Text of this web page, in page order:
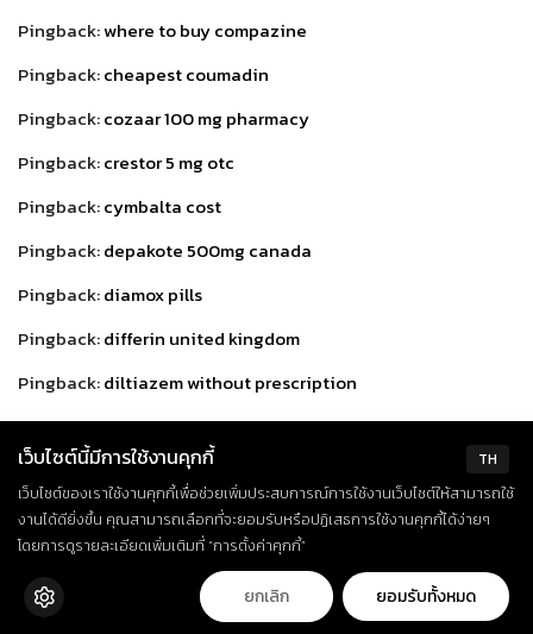
Pingback:where to buy compazine
Pingback:cheapest coumadin
Pingback:cozaar 100 mg pharmacy
Pingback:crestor 5 mg otc
Pingback:cymbalta cost
Pingback:depakote 500mg canada
Pingback:diamox pills
Pingback:differin united kingdom
Pingback:diltiazem without prescription
Pingback:doxycycline 100 mg over the counter
Pingback:cheapest dramamine 50 mg
Pingback: elavil 50 mg no prescription
Pingback:erythromycin united kingdom
Pingback:
etodolac without a doctor prescription
TH
เว็บไซต์นี้มีการใช้งานคุกกี้
เว็บไซต์ของเราใช้งานคุกกี้เพื่อช่วยเพิ่มประสบการณ์การใช้งานเว็บไซต์ให้สามารถใช้
งานได้ดียิ่งขึ้น คุณสามารถเลือกที่จะยอมรับหรือปฏิเสธการใช้งานคุกกี้ได้ง่ายๆ
โดยการดูรายละเอียดเพิ่มเติมที่ “การตั้งค่าคุกกี้”
ยกเลิก ยอมรับทั้งหมด